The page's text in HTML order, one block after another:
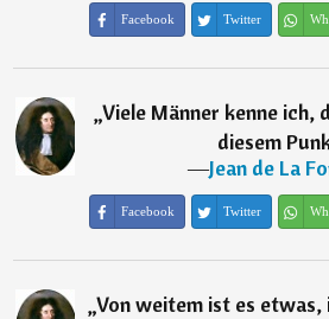
Facebook Twitter
„Viele Männer kenne ich,
diesem
―Jean de La
Facebook Twitter
„Von weitem ist es etwas,